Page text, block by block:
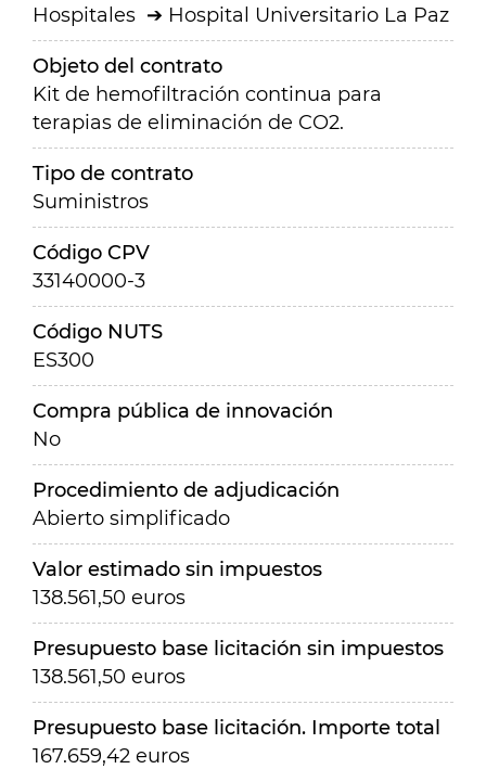
Hospitales
Hospital Universitario La Paz
Objeto del contrato
Kit de hemofiltración continua para
terapias de eliminación de CO2.
Tipo de contrato
Suministros
Código CPV
33140000-3
Código NUTS
ES300
Compra pública de innovación
No
Procedimiento de adjudicación
Abierto simplificado
Valor estimado sin impuestos
138.561,50 euros
Presupuesto base licitación sin impuestos
138.561,50 euros
Presupuesto base licitación. Importe total
167.659,42 euros